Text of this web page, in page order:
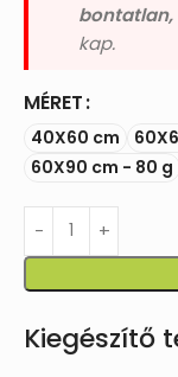
bontatlan,
kap.
MÉRET
40X60 cm
60X90 cm - 80 g
Kiegészítő